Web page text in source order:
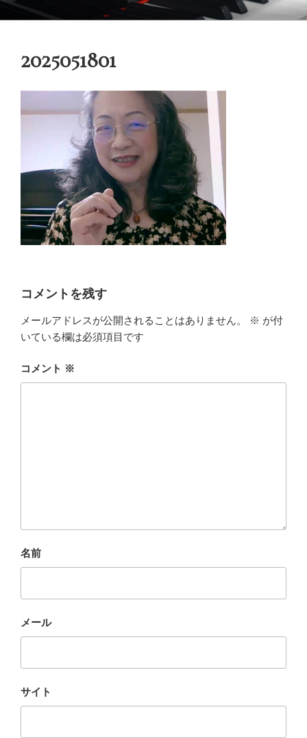
ン
御木本メソッド
脳や筋肉をトレーニングしながら奏法を学び、美しい音と自然で優れた
2025051801
コメントを残す
メールアドレスが公開されることはありません。 ※ が付
いている欄は必須項目です
コメント ※
名前
メール
サイト